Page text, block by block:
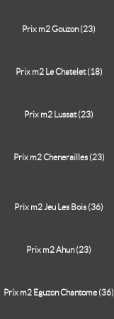
Prix m2 Gouzon (23)
Prix m2 Le Chatelet (18)
Prix m2 Lussat (23)
Prix m2 Chenerailles (23)
Prix m2 Jeu Les Bois (36)
Prix m2 Ahun (23)
Prix m2 Eguzon Chantome (36)